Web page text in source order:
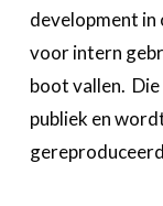
development in
voor intern
boot vallen.
publiek en